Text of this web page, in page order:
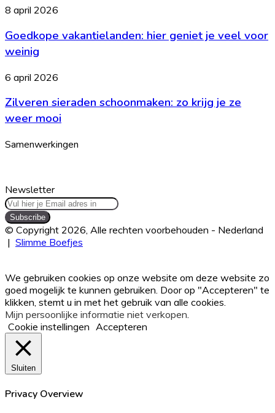
en
hoe
begin
je
ermee?
Goedkope
hier
geniet
je
voor
weinig
8 april 2026
Goedkope vakantielanden: hier geniet je veel voor
weinig
Zilveren
schoonmaken:
krijg
ze
6 april 2026
Zilveren sieraden schoonmaken: zo krijg je ze
weer mooi
Samenwerkingen
Newsletter
Vul
hier
je
Email
adres
© Copyright 2026, Alle rechten voorbehouden - Nederland
| Slimme Boefjes
top
button
We gebruiken cookies op onze website om deze website zo
goed mogelijk te kunnen gebruiken. Door op "Accepteren" te
klikken, stemt u in met het gebruik van alle cookies.
Mijn persoonlijke informatie niet verkopen.
Cookie instellingen Accepteren
Sluiten
Privacy Overview